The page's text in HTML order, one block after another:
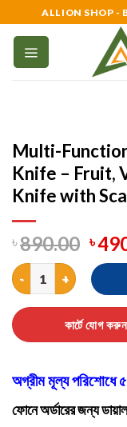
to
content
ALLION SHOP -
Multi-
Knife – Fruit,
Knife with
৳890.00 ৳
Multi-Function
কার্টে যোগ করুন
অগ্রীম মূল্য পরিশোধে
ফোনে অর্ডারের জন্য